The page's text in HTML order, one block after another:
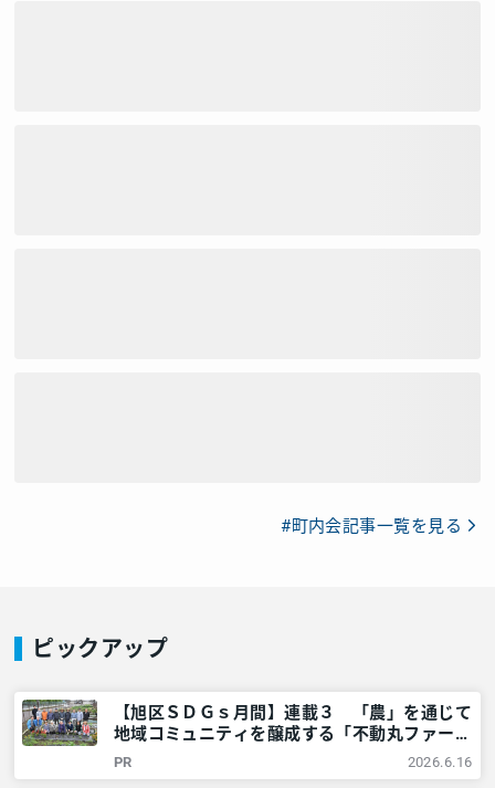
#町内会記事一覧を見る
ピックアップ
【旭区ＳＤＧｓ月間】連載３ 「農」を通じて
地域コミュニティを醸成する「不動丸ファー
ム」を取材！ – 神奈川・東京多摩のご近所情
報 – レアリア
PR 2026.6.16